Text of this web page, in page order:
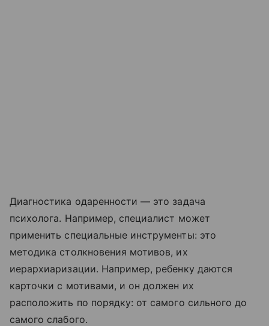
Диагностика одаренности — это задача
психолога. Например, специалист может
применить специальные инструменты: это
методика столкновения мотивов, их
иерархиаризации. Например, ребенку даются
карточки с мотивами, и он должен их
расположить по порядку: от самого сильного до
самого слабого.